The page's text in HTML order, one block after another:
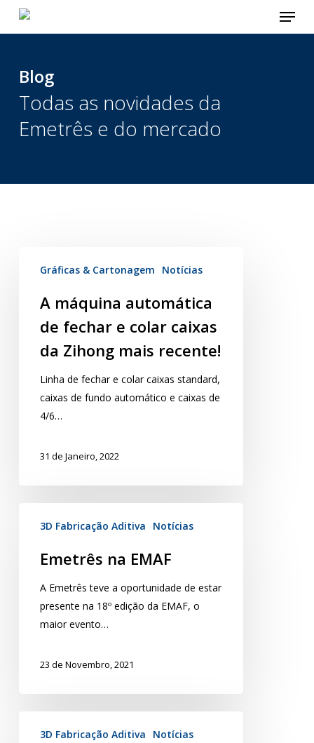
Menu
Blog
Todas as novidades da
Emetrês e do mercado
Gráficas & Cartonagem Notícias
A máquina automática
de fechar e colar caixas
da Zihong mais recente!
Linha de fechar e colar caixas standard,
caixas de fundo automático e caixas de
4/6…
31 de Janeiro, 2022
3D Fabricação Aditiva Notícias
Emetrês na EMAF
A Emetrês teve a oportunidade de estar
presente na 18º edição da EMAF, o
maior evento…
23 de Novembro, 2021
3D Fabricação Aditiva Notícias